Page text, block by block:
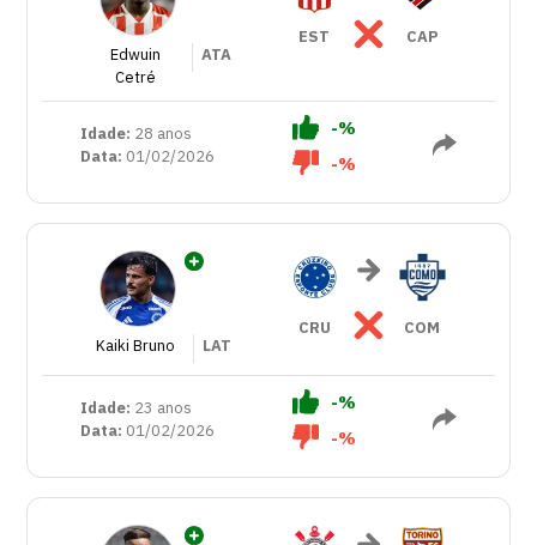
Edwuin
Cetré
ATA
EST CAP
Idade: 28 anos
Data: 01/02/2026
-%
-%
Kaiki Bruno LAT
CRU COM
Idade: 23 anos
Data: 01/02/2026
-%
-%